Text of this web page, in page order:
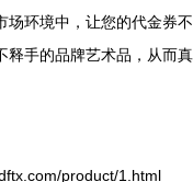
场环境中，让您的代金券不
释手的品牌艺术品，从而真
product/1.html